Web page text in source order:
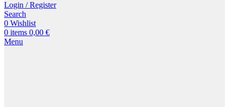
Login / Register
Search
0 Wishlist
0 items 0,00 €
Menu